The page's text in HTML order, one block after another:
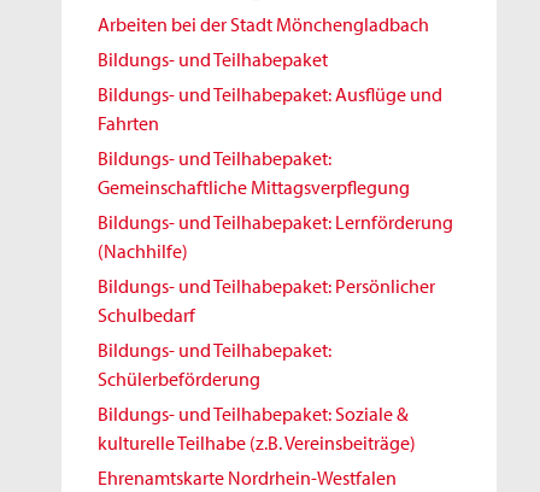
Arbeiten bei der Stadt Mönchengladbach
Bildungs- und Teilhabepaket
Bildungs- und Teilhabepaket: Ausflüge und
Fahrten
Bildungs- und Teilhabepaket:
Gemeinschaftliche Mittagsverpflegung
Bildungs- und Teilhabepaket: Lernförderung
(Nachhilfe)
Bildungs- und Teilhabepaket: Persönlicher
Schulbedarf
Bildungs- und Teilhabepaket:
Schülerbeförderung
Bildungs- und Teilhabepaket: Soziale &
kulturelle Teilhabe (z.B. Vereinsbeiträge)
Ehrenamtskarte Nordrhein-Westfalen